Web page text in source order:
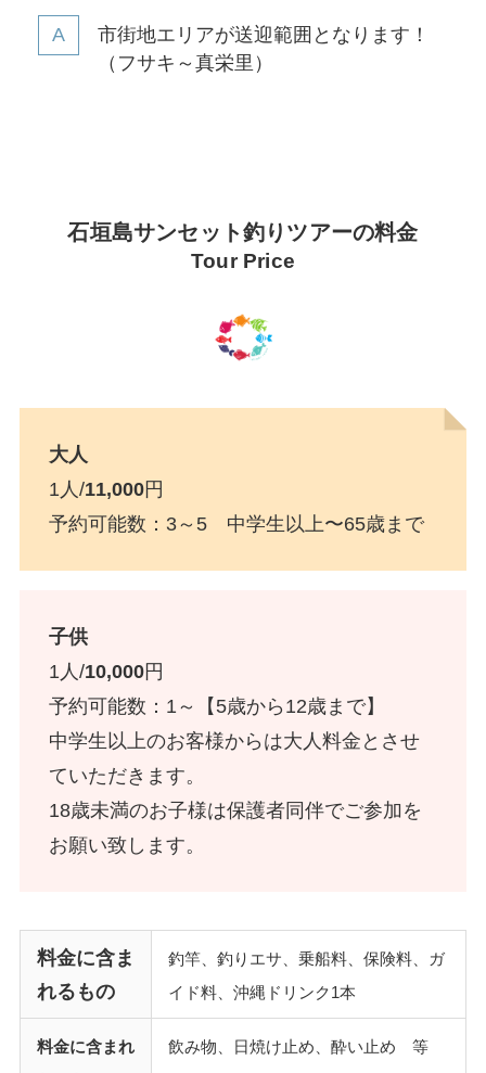
市街地エリアが送迎範囲となります！
（フサキ～真栄里）
石垣島サンセット釣りツアーの料金
Tour Price
大人
1人/11,000円
予約可能数：3～5 中学生以上〜65歳まで
子供
1人/10,000円
予約可能数：1～【5歳から12歳まで】
中学生以上のお客様からは大人料金とさせ
ていただきます。
18歳未満のお子様は保護者同伴でご参加を
お願い致します。
料金に含ま
れるもの
釣竿、釣りエサ、乗船料、保険料、ガ
イド料、沖縄ドリンク1本
料金に含まれ
飲み物、日焼け止め、酔い止め 等